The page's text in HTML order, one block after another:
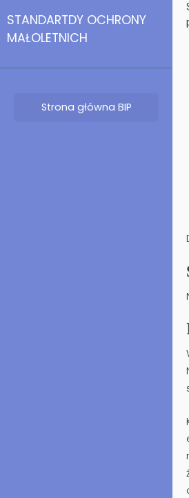
STANDARTDY OCHRONY
MAŁOLETNICH
Strona główna BIP